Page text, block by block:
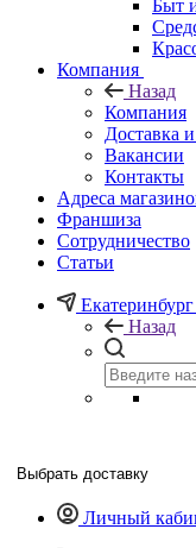
Быт
Компания
Назад
Компания
Доставка
Вакансии
Контакты
Адреса
Франшиза
Сотрудничество
Статьи
Екатеринбург
Назад
Выбрать доставку
Личный